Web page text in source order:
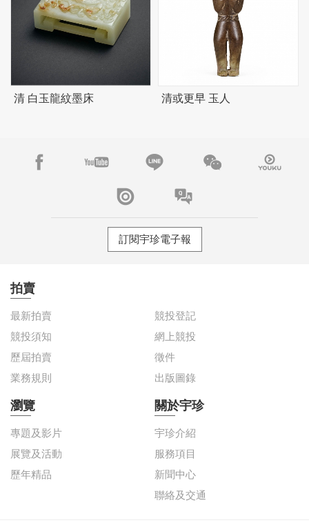
清 白玉龍紋墨床 清或更早 玉人
訂閱宇珍電子報
拍賣
最新拍賣
競投登記
競投須知
網上競投
歷屆拍賣
徵件
業務規則
出版圖錄
瀏覽
專題及影片
展覽及活動
歷年精品
關於宇珍
宇珍介紹
服務項目
新聞中心
聯絡及交通